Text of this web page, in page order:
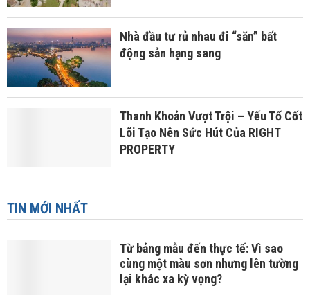
Nhà đầu tư rủ nhau đi “săn” bất
động sản hạng sang
Thanh Khoản Vượt Trội – Yếu Tố Cốt
Lõi Tạo Nên Sức Hút Của RIGHT
PROPERTY
TIN MỚI NHẤT
Từ bảng mẫu đến thực tế: Vì sao
cùng một màu sơn nhưng lên tường
lại khác xa kỳ vọng?